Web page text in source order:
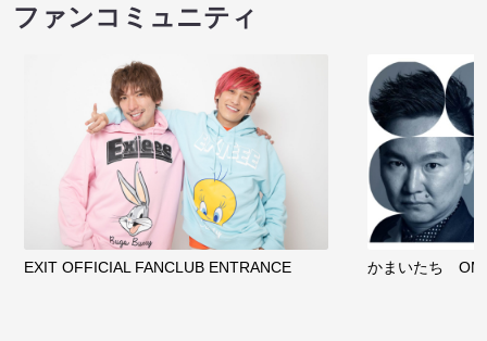
ファンコミュニティ
EXIT OFFICIAL FANCLUB ENTRANCE かまいたち